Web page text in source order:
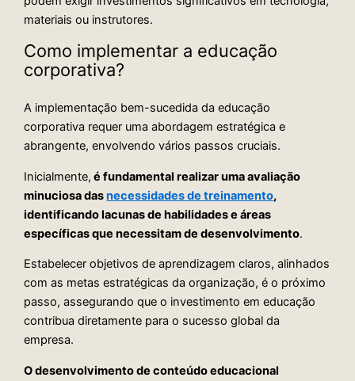
materiais ou instrutores.
Como implementar a educação
corporativa?
A implementação bem-sucedida da educação
corporativa requer uma abordagem estratégica e
abrangente, envolvendo vários passos cruciais.
Inicialmente, é fundamental realizar uma avaliação
minuciosa dasnecessidades de treinamento,
identificando lacunas de habilidades e áreas
específicas que necessitam de desenvolvimento.
Estabelecer objetivos de aprendizagem claros, alinhados
com as metas estratégicas da organização, é o próximo
passo, assegurando que o investimento em educação
contribua diretamente para o sucesso global da
empresa.
O desenvolvimento de conteúdo educacional